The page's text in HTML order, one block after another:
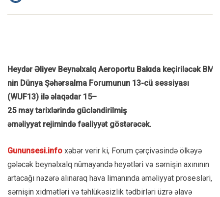
HeydərƏliyev Beynəlxalq Aeroportu Bakıda keçiriləcək BMT
nin Dünya Şəhərsalma Forumunun 13-cü sessiyası
(WUF13) ilə əlaqədar15–
25 may tarixlərində gücləndirilmiş
əməliyyat rejimindəfəaliyyət göstərəcək.
Gununsesi.info xəbər verir ki, Forum çərçivəsində ölkəyə
gələcək beynəlxalq nümayəndə heyətləri və sərnişin axınının
artacağı nəzərə alınaraq hava limanında əməliyyat prosesləri,
sərnişin xidmətləri və təhlükəsizlik tədbirləri üzrə əlavə